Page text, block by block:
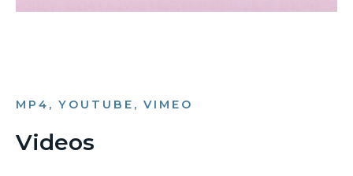
MP4, YOUTUBE, VIMEO
Videos